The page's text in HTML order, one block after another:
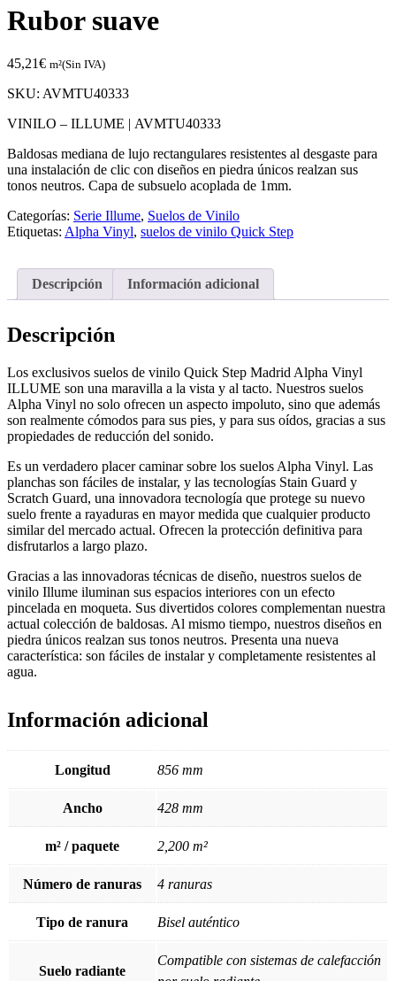
Rubor suave
45,21€ m²(Sin IVA)
SKU: AVMTU40333
VINILO – ILLUME | AVMTU40333
Baldosas mediana de lujo rectangulares resistentes al desgaste para
una instalación de clic con diseños en piedra únicos realzan sus
tonos neutros. Capa de subsuelo acoplada de 1mm.
Categorías: Serie Illume, Suelos de Vinilo
Etiquetas: Alpha Vinyl, suelos de vinilo Quick Step
Descripción Información adicional
Descripción
Los exclusivos suelos de vinilo Quick Step Madrid Alpha Vinyl
ILLUME son una maravilla a la vista y al tacto. Nuestros suelos
Alpha Vinyl no solo ofrecen un aspecto impoluto, sino que además
son realmente cómodos para sus pies, y para sus oídos, gracias a sus
propiedades de reducción del sonido.
Es un verdadero placer caminar sobre los suelos Alpha Vinyl. Las
planchas son fáciles de instalar, y las tecnologías Stain Guard y
Scratch Guard, una innovadora tecnología que protege su nuevo
suelo frente a rayaduras en mayor medida que cualquier producto
similar del mercado actual. Ofrecen la protección definitiva para
disfrutarlos a largo plazo.
Gracias a las innovadoras técnicas de diseño, nuestros suelos de
vinilo Illume iluminan sus espacios interiores con un efecto
pincelada en moqueta. Sus divertidos colores complementan nuestra
actual colección de baldosas. Al mismo tiempo, nuestros diseños en
piedra únicos realzan sus tonos neutros. Presenta una nueva
característica: son fáciles de instalar y completamente resistentes al
agua.
Información adicional
Longitud 856 mm
Ancho 428 mm
m² / paquete 2,200 m²
Número de ranuras 4 ranuras
Tipo de ranura Bisel auténtico
Suelo radiante
Compatible con sistemas de calefacción